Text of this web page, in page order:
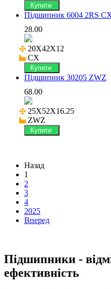
Купити
Підшипник 6004 2RS
28.00
20X42X12
CX
Купити
Підшипник 30205 ZWZ
68.00
25X52X16.25
ZWZ
Купити
Назад
1
2
3
4
2025
Вперед
Підшипники -
ефективність